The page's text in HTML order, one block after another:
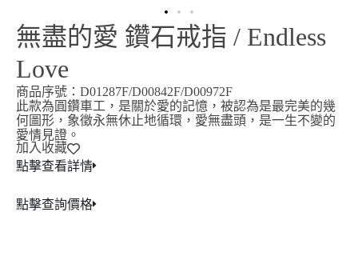
無盡的愛 鑽石戒指 / Endless
Love
商品序號：D01287F/D00842F/D00972F
此款為圓鑽車工，是關於愛的記憶，被認為是最完美的幾
何圖形，象徵永無休止地循環，愛無盡頭，是一生不變的
愛情見證。
加入收藏
點擊查看詳情
點擊查詢價格